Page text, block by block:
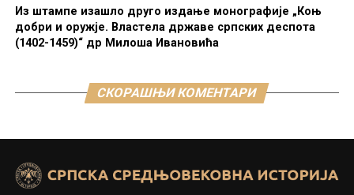
Из штампе изашло друго издање монографије „Коњ
добри и оружје. Властела државе српских деспота
(1402-1459)“ др Милоша Ивановића
СКОРАШЊИ КОМЕНТАРИ